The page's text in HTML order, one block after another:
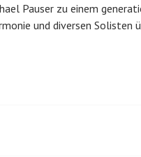
Pauser zu einem
und diversen Solisten